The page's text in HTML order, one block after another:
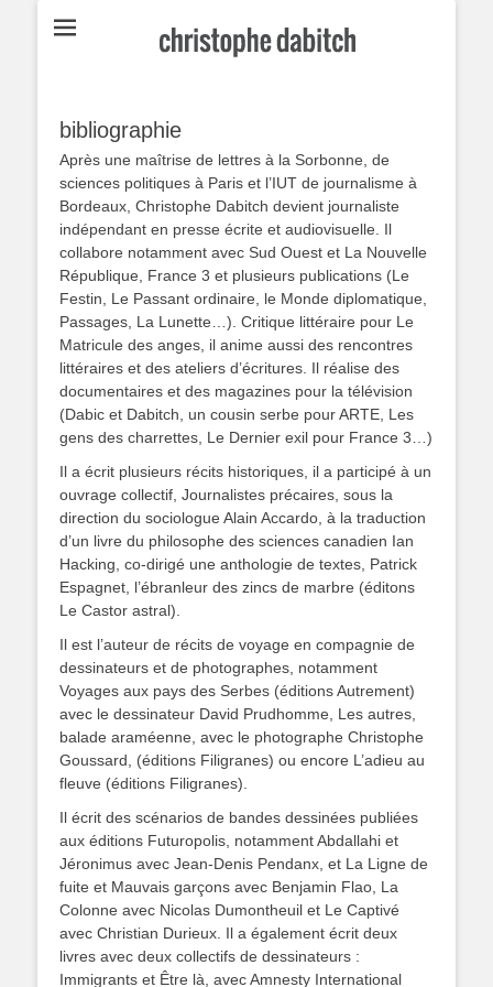
Christophe
Écrivain et scénariste français né à Bordeaux en 1968.
bibliographie
Après une maîtrise de lettres à la Sorbonne, de
sciences politiques à Paris et l’IUT de journalisme à
Bordeaux, Christophe Dabitch devient journaliste
indépendant en presse écrite et audiovisuelle. Il
collabore notamment avec Sud Ouest et La Nouvelle
République, France 3 et plusieurs publications (Le
Festin, Le Passant ordinaire, le Monde diplomatique,
Passages, La Lunette…). Critique littéraire pour Le
Matricule des anges, il anime aussi des rencontres
littéraires et des ateliers d’écritures. Il réalise des
documentaires et des magazines pour la télévision
(Dabic et Dabitch, un cousin serbe pour ARTE, Les
gens des charrettes, Le Dernier exil pour France 3…)
Il a écrit plusieurs récits historiques, il a participé à un
ouvrage collectif, Journalistes précaires, sous la
direction du sociologue Alain Accardo, à la traduction
d’un livre du philosophe des sciences canadien Ian
Hacking, co-dirigé une anthologie de textes, Patrick
Espagnet, l’ébranleur des zincs de marbre (éditons
Le Castor astral).
Il est l’auteur de récits de voyage en compagnie de
dessinateurs et de photographes, notamment
Voyages aux pays des Serbes (éditions Autrement)
avec le dessinateur David Prudhomme, Les autres,
balade araméenne, avec le photographe Christophe
Goussard, (éditions Filigranes) ou encore L’adieu au
fleuve (éditions Filigranes).
Il écrit des scénarios de bandes dessinées publiées
aux éditions Futuropolis, notamment Abdallahi et
Jéronimus avec Jean-Denis Pendanx, et La Ligne de
fuite et Mauvais garçons avec Benjamin Flao, La
Colonne avec Nicolas Dumontheuil et Le Captivé
avec Christian Durieux. Il a également écrit deux
livres avec deux collectifs de dessinateurs :
Immigrants et Être là, avec Amnesty International